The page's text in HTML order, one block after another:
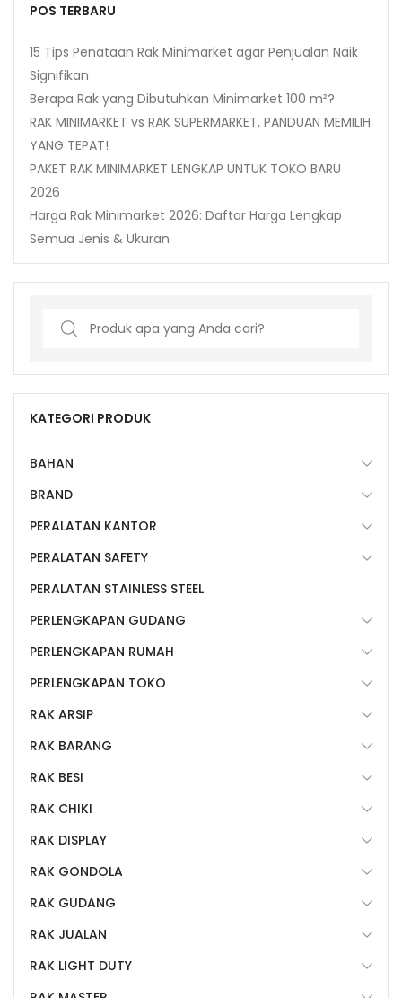
POS TERBARU
15 Tips Penataan Rak Minimarket agar Penjualan Naik
Signifikan
Berapa Rak yang Dibutuhkan Minimarket 100 m²?
RAK MINIMARKET vs RAK SUPERMARKET, PANDUAN MEMILIH
YANG TEPAT!
PAKET RAK MINIMARKET LENGKAP UNTUK TOKO BARU
2026
Harga Rak Minimarket 2026: Daftar Harga Lengkap
Semua Jenis & Ukuran
Search
KATEGORI PRODUK
BAHAN
BRAND
PERALATAN KANTOR
PERALATAN SAFETY
PERALATAN STAINLESS STEEL
PERLENGKAPAN GUDANG
PERLENGKAPAN RUMAH
PERLENGKAPAN TOKO
RAK ARSIP
RAK BARANG
RAK BESI
RAK CHIKI
RAK DISPLAY
RAK GONDOLA
RAK GUDANG
RAK JUALAN
RAK LIGHT DUTY